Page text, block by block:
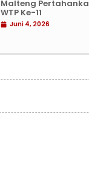
Malteng
WTP Ke-11
Juni 4, 2026